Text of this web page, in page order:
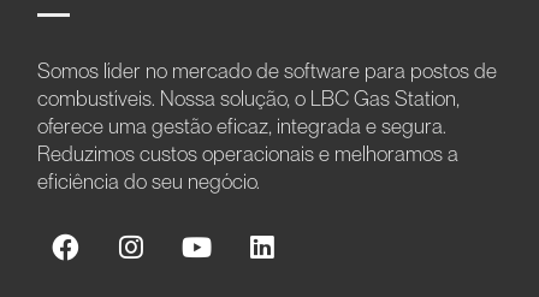
Somos líder no mercado de software para postos de
combustíveis. Nossa solução, o LBC Gas Station,
oferece uma gestão eficaz, integrada e segura.
Reduzimos custos operacionais e melhoramos a
eficiência do seu negócio.